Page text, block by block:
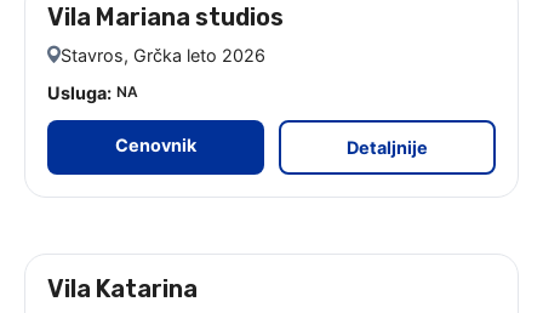
Vila Mariana studios
Stavros, Grčka leto 2026
Usluga: NA
Cenovnik Detaljnije
Vila Katarina